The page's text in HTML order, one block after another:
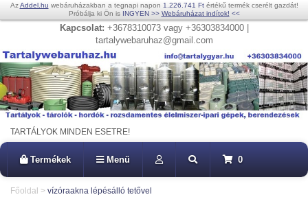
AzAddel.hu webáruházakban a tegnapi napon 1.226.741 Ftértékű termék cserélt gazdát!
Próbálja ki Ön is INGYEN >> Webáruházat indítok! <<
Kapcsolat: +3678310073 vagy +36303834000 |
tartalywebaruhaz@gmail.com
TARTÁLYOK MINDEN ESETRE!
Termékek Menü 0
Főoldal > vízóraakna lépésálló tetővel